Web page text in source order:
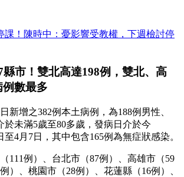
課！陳時中：憂影響受教權，下週檢討停
市！雙北高達198例，雙北、高
數最多
新增之382例本土病例，為188例男性、
於未滿5歲至80多歲，發病日介於今
至4月7日，其中包含165例為無症狀感染。
111例）、台北市（87例）、高雄市（59
）、桃園市（28例）、花蓮縣（16例）、